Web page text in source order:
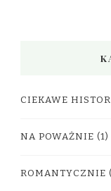
CIEKAWE
NA POWAŻNIE (1)
ROMANTYCZNIE